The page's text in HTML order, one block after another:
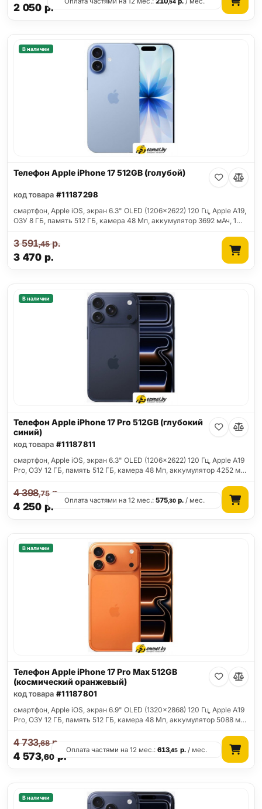
2 050 р.
,54
В наличии
Телефон Apple iPhone 17 512GB (голубой)
код товара #11187298
смартфон, Apple iOS, экран 6.3" OLED (1206x2622) 120 Гц, Apple A19,
ОЗУ 8 ГБ, память 512 ГБ, камера 48 Мп, аккумулятор 3692 мАч, 1…
3 470 р.
3 591,45р.
В наличии
Телефон Apple iPhone 17 Pro 512GB (глубокий
синий)
код товара #11187811
смартфон, Apple iOS, экран 6.3" OLED (1206x2622) 120 Гц, Apple A19
Pro, ОЗУ 12 ГБ, память 512 ГБ, камера 48 Мп, аккумулятор 4252 м…
4 250 р.
4 398,75р.
Оплата частями на 12 мес.:575,30 р. / мес.
В наличии
Телефон Apple iPhone 17 Pro Max 512GB
(космический оранжевый)
код товара #11187801
смартфон, Apple iOS, экран 6.9" OLED (1320x2868) 120 Гц, Apple A19
Pro, ОЗУ 12 ГБ, память 512 ГБ, камера 48 Мп, аккумулятор 5088 м…
4 573,60 р.
4 733,68р.
Оплата частями на 12 мес.:613,45 р./ мес.
В наличии